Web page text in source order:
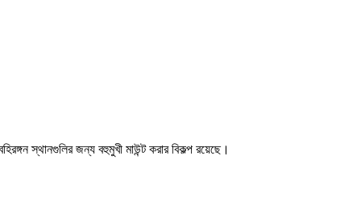
স্থানগুলির জন্য বহুমুখী মাউন্ট করার বিকল্প রয়েছে।